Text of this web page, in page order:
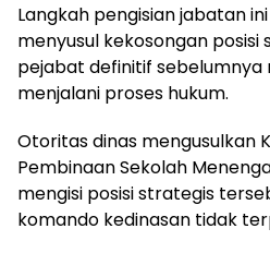
Langkah pengisian jabatan
menyusul kekosongan
pejabat definitif sebelumnya
menjalani proses hukum.
Otoritas dinas mengusulkan
Pembinaan Sekolah
mengisi posisi strategis
komando kedinasan tidak